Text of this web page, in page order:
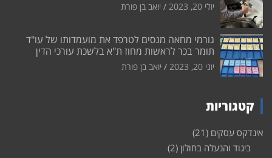
יולי 20, 2023 יואב בן פורת
גורמי מחאה מנסים לטרפד את מועמדותו של עו"ד
תומר בכר לראשות מחוז ת"א בלשכת עורכי הדין
יוני 20, 2023 יואב בן פורת
קטגוריות
אינדקס עסקים (21)
ביגוד והנעלה בחולון (2)